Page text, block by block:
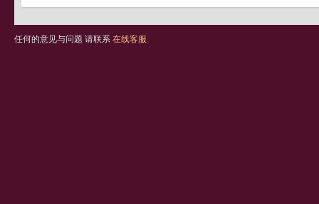
任何的意见与问题 请联系 在线客服